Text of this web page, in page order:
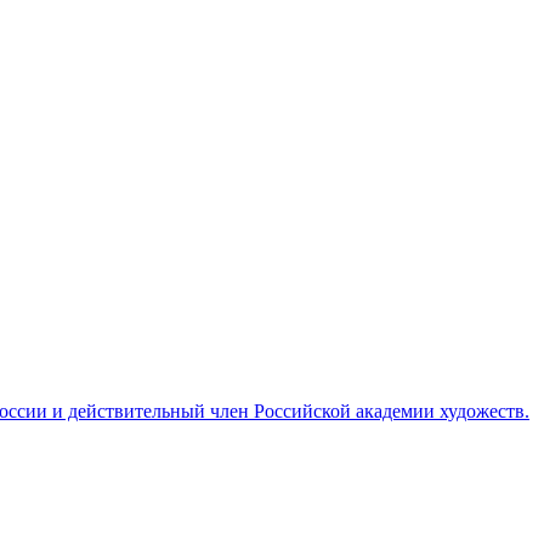
и действительный член Российской академии художеств.